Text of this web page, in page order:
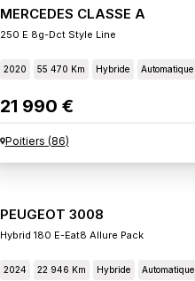
MERCEDES CLASSE A
250 E 8g-Dct Style Line
2020 55 470 Km Hybride Automatique
21 990 €
Poitiers (86)
PEUGEOT 3008
Hybrid 180 E-Eat8 Allure Pack
2024 22 946 Km Hybride Automatique